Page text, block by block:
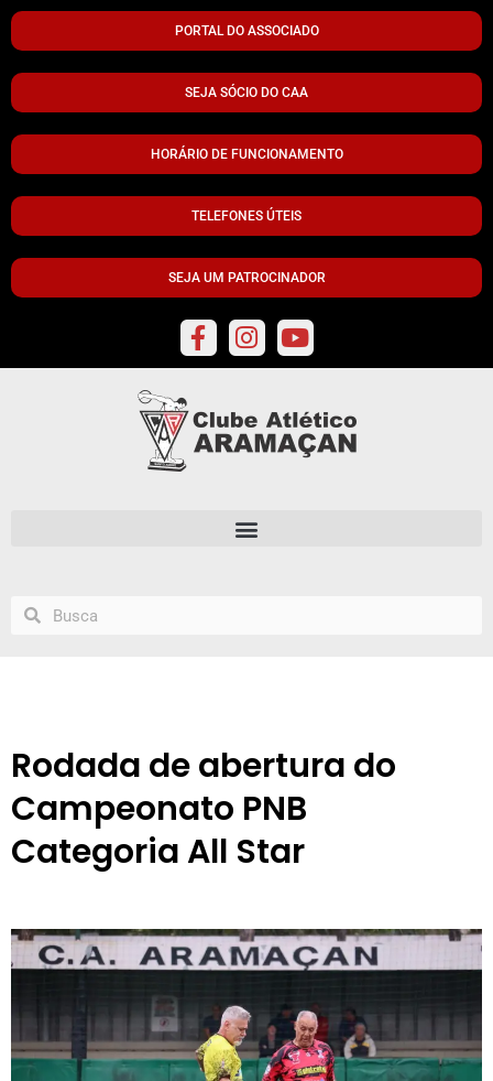
PORTAL DO ASSOCIADO
SEJA SÓCIO DO CAA
HORÁRIO DE FUNCIONAMENTO
TELEFONES ÚTEIS
SEJA UM PATROCINADOR
Rodada de abertura do
Campeonato PNB
Categoria All Star